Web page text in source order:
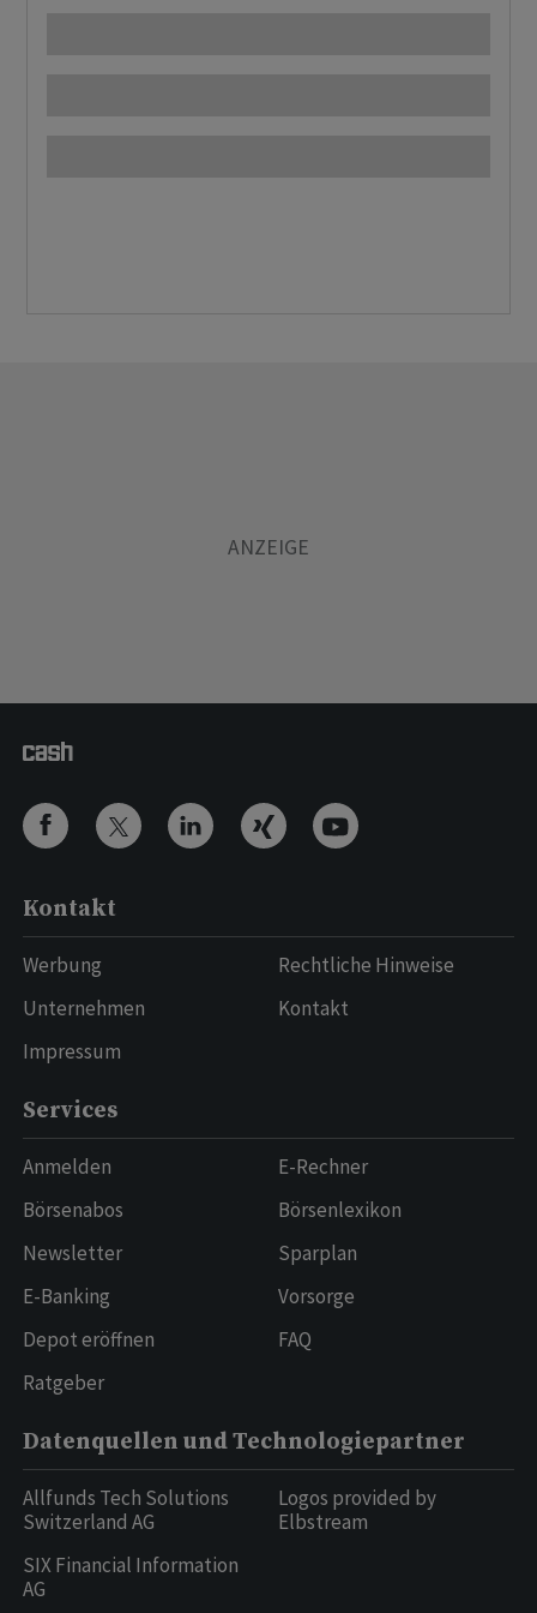
Kontakt
Werbung
Unternehmen
Impressum
Rechtliche Hinweise
Kontakt
Services
Anmelden
Börsenabos
Newsletter
E-Banking
Depot eröffnen
Ratgeber
E-Rechner
Börsenlexikon
Sparplan
Vorsorge
FAQ
Datenquellen und Technologiepartner
Allfunds Tech Solutions
Switzerland AG
SIX Financial Information
AG
Logos provided by
Elbstream